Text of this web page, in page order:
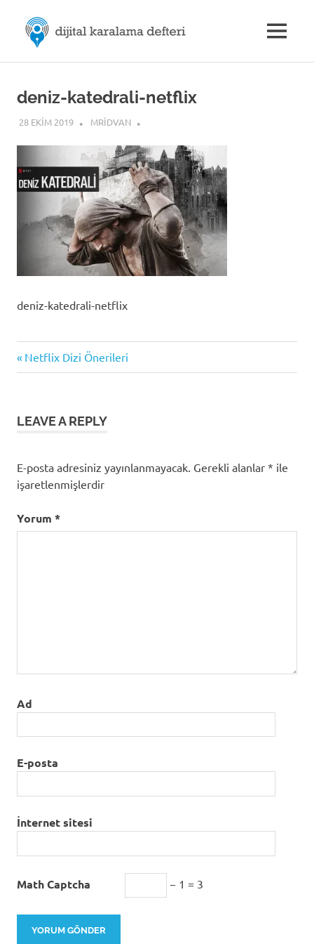
content
M.Rıdvan
ÖZDEMİR
İletişim
MENU
deniz-katedrali-netflix
28 EKIM 2019 MRIDVAN
deniz-katedrali-netflix
Yazı
Previous
Post:
Netflix Dizi Önerileri
LEAVE A REPLY
E-posta adresiniz yayınlanmayacak. Gerekli alanlar * ile
işaretlenmişlerdir
Yorum *
Ad
E-posta
İnternet sitesi
Math Captcha − 1 = 3